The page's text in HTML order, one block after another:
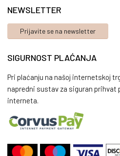
NEWSLETTER
Prijavite se na newsletter
SIGURNOST PLAĆANJA
Pri plaćanju na našoj internetskoj
napredni sustav za siguran
interneta.